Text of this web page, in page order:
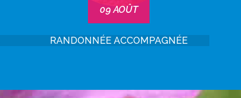
09 AOÛT
RANDONNÉE ACCOMPAGNÉE